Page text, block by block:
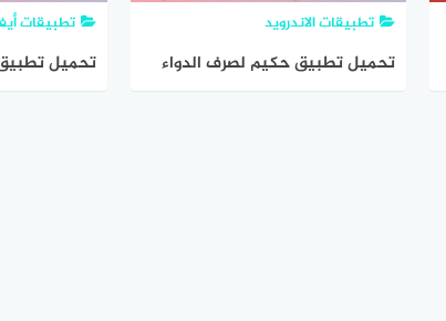
تطبيقات الاندرويد
تحميل تطبيق حكيم لصرف الدواء
تطبيقات
تحميل